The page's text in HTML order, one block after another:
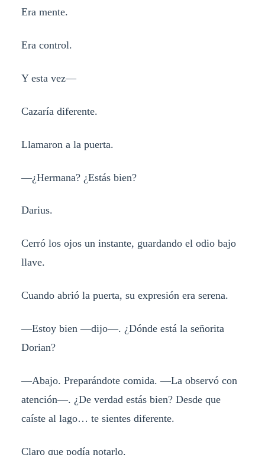
Era mente.
Era control.
Y esta vez—
Cazaría diferente.
Llamaron a la puerta.
—¿Hermana? ¿Estás bien?
Darius.
Cerró los ojos un instante, guardando el odio bajo
llave.
Cuando abrió la puerta, su expresión era serena.
—Estoy bien —dijo—. ¿Dónde está la señorita
Dorian?
—Abajo. Preparándote comida. —La observó con
atención—. ¿De verdad estás bien? Desde que
caíste al lago… te sientes diferente.
Claro que podía notarlo.